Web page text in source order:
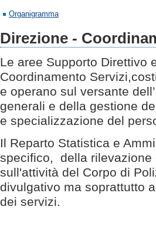
Organigramma
Direzione -
Le aree Supporto Direttivo
Coordinamento
e operano sul versante
generali e della gestione
e specializzazione del
Il Reparto Statistica e
specifico, della rilevazione
sull'attività del Corpo di
divulgativo ma soprattutto
dei servizi.